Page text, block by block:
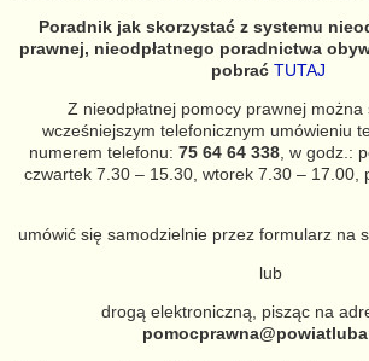
Poradnik jak skorzystać z systemu
prawnej, nieodpłatnego poradnictwa
pobrać TUTAJ
Z nieodpłatnej pomocy prawnej
wcześniejszym telefonicznym umówieniu
numerem telefonu: 75 64 64 338, w godz.:
czwartek 7.30 – 15.30, wtorek 7.30 – 17.00,
umówić się samodzielnie przez formularz na
lub
drogą elektroniczną, pisząc na